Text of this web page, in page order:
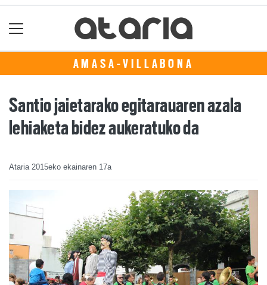
AMASA-VILLABONA
Santio jaietarako egitarauaren azala
lehiaketa bidez aukeratuko da
Ataria 2015eko ekainaren 17a